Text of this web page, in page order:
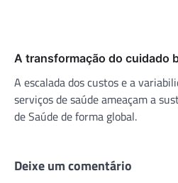
A transformação do cuidado
A escalada dos custos e a
serviços de saúde ameaçam a
de Saúde de forma global.
Deixe um comentário